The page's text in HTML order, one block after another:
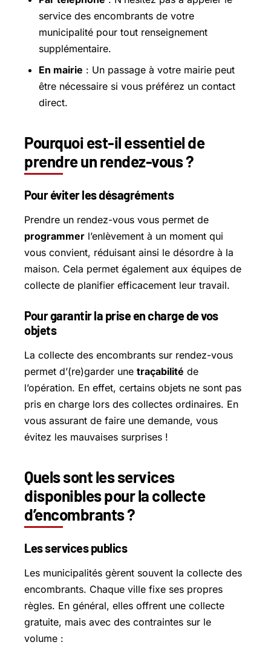
service des encombrants de votre
municipalité pour tout renseignement
supplémentaire.
En mairie : Un passage à votre mairie peut
être nécessaire si vous préférez un contact
direct.
Pourquoi est-il essentiel de
prendre un rendez-vous ?
Pour éviter les désagréments
Prendre un rendez-vous vous permet de
programmer l’enlèvement à un moment qui
vous convient, réduisant ainsi le désordre à la
maison. Cela permet également aux équipes de
collecte de planifier efficacement leur travail.
Pour garantir la prise en charge de vos
objets
La collecte des encombrants sur rendez-vous
permet d’(re)garder une traçabilité de
l’opération. En effet, certains objets ne sont pas
pris en charge lors des collectes ordinaires. En
vous assurant de faire une demande, vous
évitez les mauvaises surprises !
Quels sont les services
disponibles pour la collecte
d’encombrants ?
Les services publics
Les municipalités gèrent souvent la collecte des
encombrants. Chaque ville fixe ses propres
règles. En général, elles offrent une collecte
gratuite, mais avec des contraintes sur le
volume :